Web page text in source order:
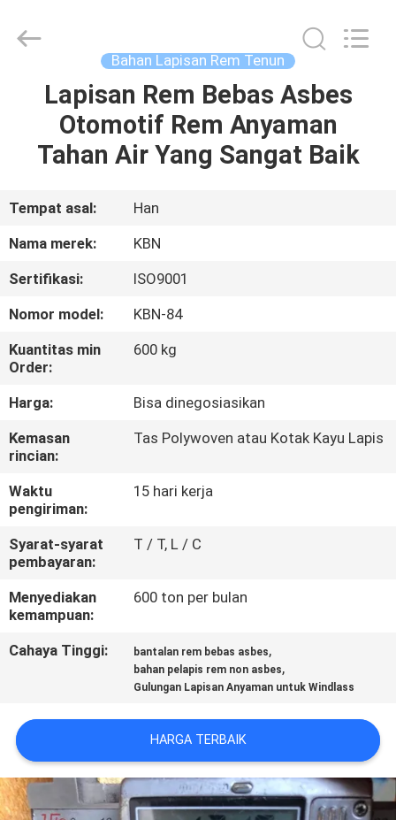
RUMAH
PRODUK
TENTANG
KAMI
TUR
PABRIK
KONTROL
KUALITAS
HUBUNGI
KAMI
PERMINTAAN
SITEMAP
POLICY
Bahan Lapisan Rem Tenun
Lapisan Rem Bebas Asbes
Otomotif Rem Anyaman
Tahan Air Yang Sangat Baik
Tempat asal:
Han
Nama merek:
KBN
Sertifikasi:
ISO9001
Nomor model:
KBN-84
Kuantitas min
Order:
600 kg
Harga:
Bisa dinegosiasikan
Kemasan
rincian:
Tas Polywoven atau Kotak Kayu Lapis
Waktu
pengiriman:
15 hari kerja
Syarat-syarat
pembayaran:
T / T, L / C
Menyediakan
kemampuan:
600 ton per bulan
Cahaya Tinggi: bantalan rem bebas asbes,
bahan pelapis rem non asbes,
Gulungan Lapisan Anyaman untuk Windlass
HARGA TERBAIK